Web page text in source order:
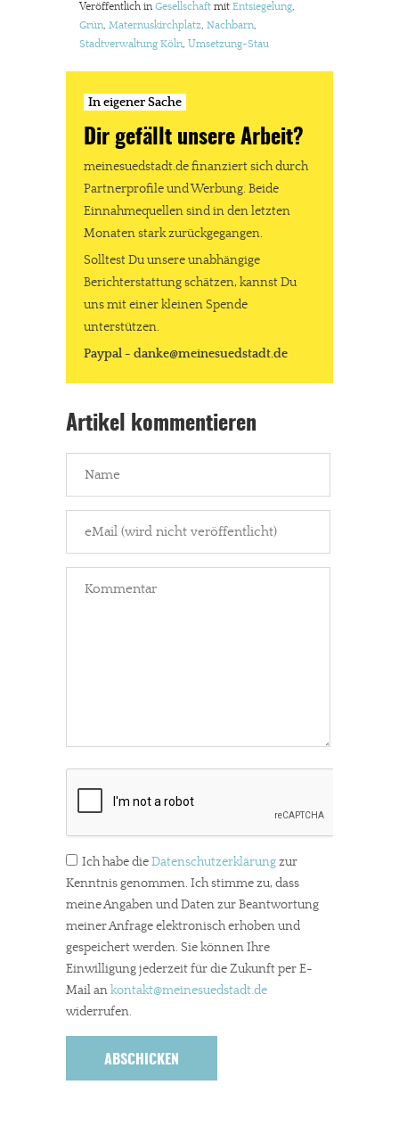
In eigener Sache
Dir gefällt unsere Arbeit?
Werbung. Beide Einnahmequellen sind in den letzten Monaten
stark zurückgegangen.
Solltest Du unsere unabhängige Berichterstattung schätzen,
JETZT SPENDEN
Veröffentlich in Gesellschaft mit Entsiegelung,
Grün, Maternuskirchplatz, Nachbarn,
Stadtverwaltung Köln, Umsetzung-Stau
In eigener Sache
Dir gefällt unsere Arbeit?
meinesuedstadt.de finanziert sich durch
Partnerprofile und Werbung. Beide
Einnahmequellen sind in den letzten
Monaten stark zurückgegangen.
Solltest Du unsere unabhängige
Berichterstattung schätzen, kannst Du
uns mit einer kleinen Spende
unterstützen.
Paypal - danke@meinesuedstadt.de
Artikel kommentieren
Ich habe dieDatenschutzerklärungzur
Kenntnis genommen. Ich stimme zu, dass
meine Angaben und Daten zur Beantwortung
meiner Anfrage elektronisch erhoben und
gespeichert werden. Sie können Ihre
Einwilligung jederzeit für die Zukunft per E-
Mail ankontakt@meinesuedstadt.de
widerrufen.